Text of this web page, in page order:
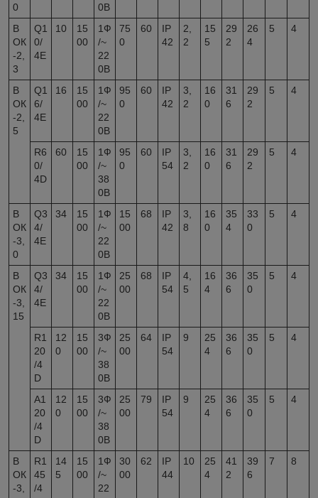
0
0В
В
ОК
-2,
3
Q1
0/
4E
10
15
00
1Ф
/~
22
0В
75
0
60
IP
42
2,
2
15
5
29
2
26
4
5 4
В
ОК
-2,
5
Q1
6/
4E
16
15
00
1Ф
/~
22
0В
95
0
60
IP
42
3,
2
16
0
31
6
29
2
5 4
R6
0/
4D
60
15
00
1Ф
/~
38
0В
95
0
60
IP
54
3,
2
16
0
31
6
29
2
5 4
В
ОК
-3,
0
Q3
4/
4E
34
15
00
1Ф
/~
22
0В
15
00
68
IP
42
3,
8
16
0
35
4
33
0
5 4
В
ОК
-3,
15
Q3
4/
4E
34
15
00
1Ф
/~
22
0В
25
00
68
IP
54
4,
5
16
4
36
6
35
0
5 4
R1
20
/4
D
12
0
15
00
3Ф
/~
38
0В
25
00
64
IP
54
9
25
4
36
6
35
0
5 4
А1
20
/4
D
12
0
15
00
3Ф
/~
38
0В
25
00
79
IP
54
9
25
4
36
6
35
0
5 4
В
ОК
-3,
R1
45
/4
14
5
15
00
1Ф
/~
22
30
00
62
IP
44
10
25
4
41
2
39
6
7 8